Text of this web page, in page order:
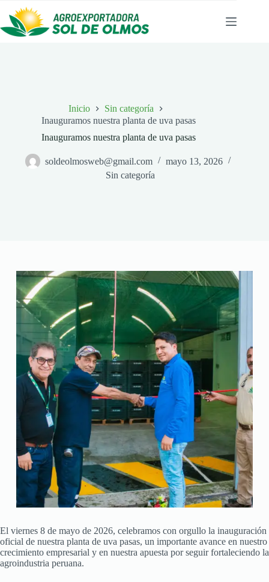
contenido
Inicio
Sin categoría
Inauguramos nuestra planta de uva pasas
Inauguramos nuestra planta de uva pasas
soldeolmosweb@gmail.com
mayo 13, 2026
Sin categoría
El viernes 8 de mayo de 2026, celebramos con orgullo la inauguración
oficial de nuestra planta de uva pasas, un importante avance en nuestro
crecimiento empresarial y en nuestra apuesta por seguir fortaleciendo la
agroindustria peruana.